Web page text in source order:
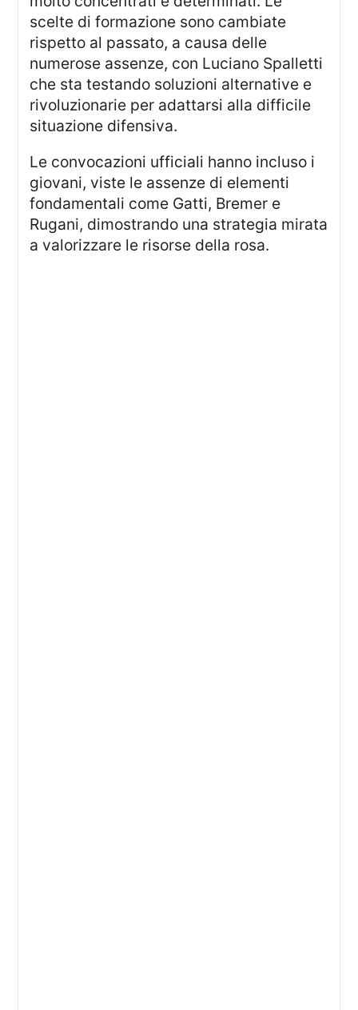
scelte di formazione sono cambiate
rispetto al passato, a causa delle
numerose assenze, con Luciano Spalletti
che sta testando soluzioni alternative e
rivoluzionarie per adattarsi alla difficile
situazione difensiva.
Le convocazioni ufficiali hanno incluso i
giovani, viste le assenze di elementi
fondamentali come Gatti, Bremer e
Rugani, dimostrando una strategia mirata
a valorizzare le risorse della rosa.